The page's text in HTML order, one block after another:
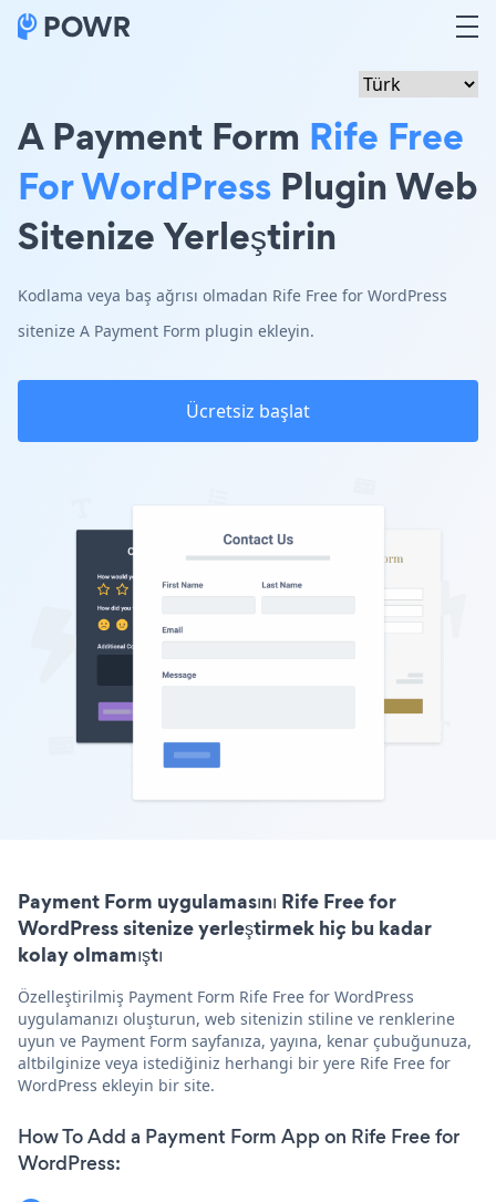
A Payment Form Rife Free
For WordPress Plugin Web
Sitenize Yerleştirin
Kodlama veya baş ağrısı olmadan Rife Free for WordPress
sitenize A Payment Form plugin ekleyin.
Ücretsiz başlat
Payment Form uygulamasını Rife Free for
WordPress sitenize yerleştirmek hiç bu kadar
kolay olmamıştı
Özelleştirilmiş Payment Form Rife Free for WordPress
uygulamanızı oluşturun, web sitenizin stiline ve renklerine
uyun ve Payment Form sayfanıza, yayına, kenar çubuğunuza,
altbilginize veya istediğiniz herhangi bir yere Rife Free for
WordPress ekleyin bir site.
How To Add a Payment Form App on Rife Free for
WordPress: